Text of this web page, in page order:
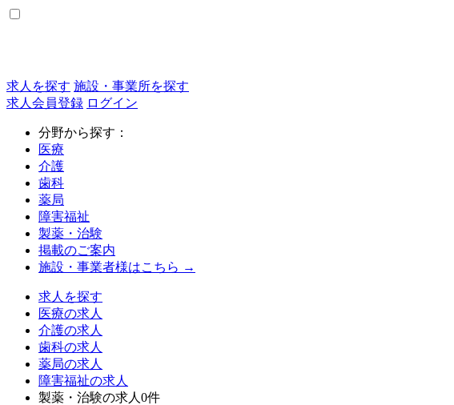
求人を探す 施設・事業所を探す
求人会員登録 ログイン
分野から探す：
医療
介護
歯科
薬局
障害福祉
製薬・治験
掲載のご案内
施設・事業者様はこちら →
求人を探す
医療の求人
介護の求人
歯科の求人
薬局の求人
障害福祉の求人
製薬・治験の求人 0件